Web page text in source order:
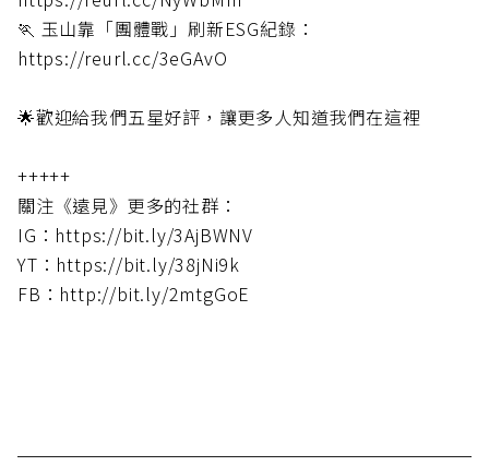
🏃 玉山靠「團體戰」刷新ESG紀錄：
https://reurl.cc/3eGAvO
🌟歡迎給我們五星好評，讓更多人知道我們在這裡
+++++
關注《遠見》更多的社群：
IG：https://bit.ly/3AjBWNV
YT：https://bit.ly/38jNi9k
FB：http://bit.ly/2mtgGoE